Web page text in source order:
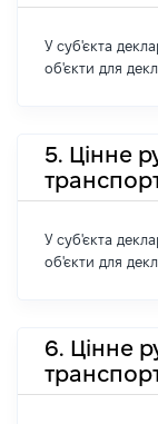
У суб'єкта
об'єкти для
5. Цінне
У суб'єкта
об'єкти для
6. Цінне